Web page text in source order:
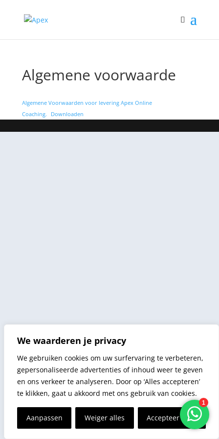
We waarderen je privacy
We gebruiken cookies om uw surfervaring te verbeteren,
gepersonaliseerde advertenties of inhoud weer te geven
en ons verkeer te analyseren. Door op ‘Alles accepteren’
te klikken, gaat u akkoord met ons gebruik van cookies.
Aanpassen Weiger alles Accepteer alles
Algemene voorwaarde
Algemene Voorwaarden voor levering Apex Online
Coaching.
Downloaden